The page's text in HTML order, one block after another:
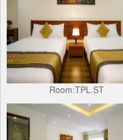
Room:TPL.ST